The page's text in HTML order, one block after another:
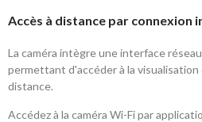
Accès à distance par connexion
La caméra intègre une interface
permettant d'accéder à la visualisation
distance.
Accédez à la caméra Wi-Fi par